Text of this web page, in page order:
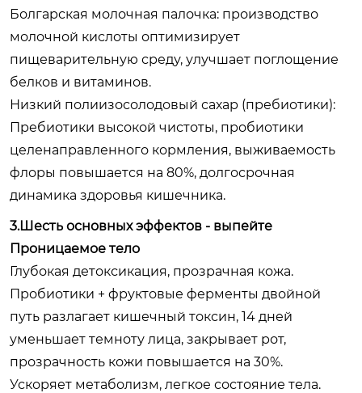
Болгарская молочная палочка: производство
молочной кислоты оптимизирует
пищеварительную среду, улучшает поглощение
белков и витаминов.
Низкий полиизосолодовый сахар (пребиотики):
Пребиотики высокой чистоты, пробиотики
целенаправленного кормления, выживаемость
флоры повышается на 80%, долгосрочная
динамика здоровья кишечника.
3.Шесть основных эффектов - выпейте
Проницаемое тело
Глубокая детоксикация, прозрачная кожа.
Пробиотики + фруктовые ферменты двойной
путь разлагает кишечный токсин, 14 дней
уменьшает темноту лица, закрывает рот,
прозрачность кожи повышается на 30%.
Ускоряет метаболизм, легкое состояние тела.